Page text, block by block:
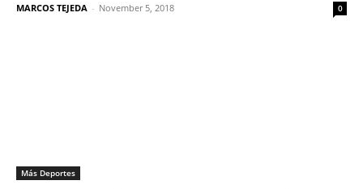
MARCOS TEJEDA - November 5, 2018 0
Más Deportes